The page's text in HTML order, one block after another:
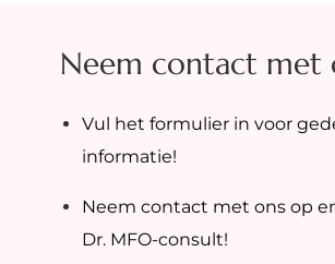
Neem contact met
Vul het formulier in voor
informatie!
Neem contact met ons op
Dr. MFO-consult!